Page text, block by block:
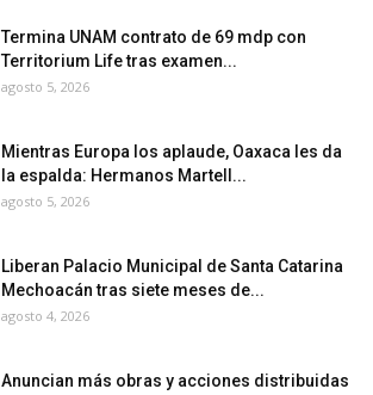
Termina UNAM contrato de 69 mdp con
Territorium Life tras examen...
agosto 5, 2026
Mientras Europa los aplaude, Oaxaca les da
la espalda: Hermanos Martell...
agosto 5, 2026
Liberan Palacio Municipal de Santa Catarina
Mechoacán tras siete meses de...
agosto 4, 2026
Anuncian más obras y acciones distribuidas